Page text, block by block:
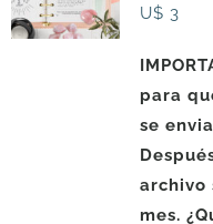
U$ 3
para
se
archivo
mes.